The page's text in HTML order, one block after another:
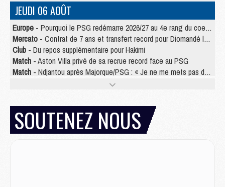
JEUDI 06 AOÛT
Europe - Pourquoi le PSG redémarre 2026/27 au 4e rang du coefficient UEFA
Mercato - Contrat de 7 ans et transfert record pour Diomandé loin du PSG
Club - Du repos supplémentaire pour Hakimi
Match - Aston Villa privé de sa recrue record face au PSG
Match - Ndjantou après Majorque/PSG : « Je ne me mets pas de plafond »
- La deuxième recrue du PSG arrive
Match- Rafel Pol « touché » par l'hommage reçu avant Majorque/PSG
Match- Majorque/PSG (3-0), les performances individuelles
Match- Luis Enrique : « On attend le retour de nos internationaux »
SOUTENEZ NOUS